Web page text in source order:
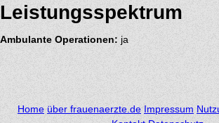
Leistungsspektrum
Ambulante Operationen: ja
Home über frauenaerzte.de Impressum